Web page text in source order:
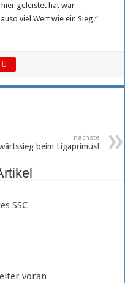
geleistet hat war
viel Wert wie ein Sieg.“
nächste
beim Ligaprimus!
SSC
voran